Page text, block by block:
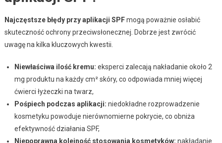
Najczęstsze błędy przy aplikacji SPFmogą poważnie osłabić
skuteczność ochrony przeciwsłonecznej. Dobrze jest zwrócić
uwagę na kilka kluczowych kwestii.
Niewłaściwa ilość kremu: eksperci zalecają nakładanie około 2
mg produktu na każdy cm² skóry, co odpowiada mniej więcej
ćwierci łyżeczki na twarz,
Pośpiech podczas aplikacji: niedokładne rozprowadzenie
kosmetyku powoduje nierównomierne pokrycie, co obniża
efektywność działania SPF,
Niepoprawna kolejność stosowania kosmetyków: nakładanie